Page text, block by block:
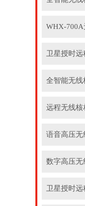
WHX-
卫星授时
全智能无线
远程无线核
语音高压无
数字高压无
卫星授时